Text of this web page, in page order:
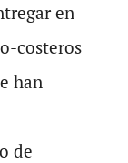
en
costeros
han
de